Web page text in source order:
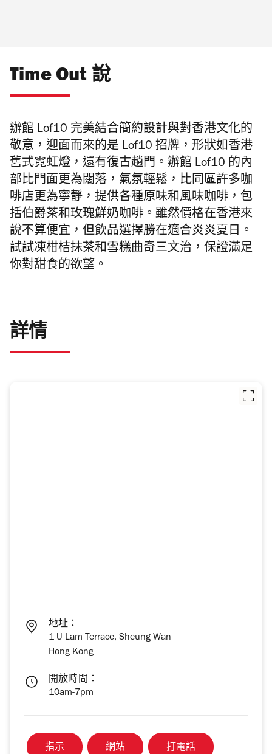
Time Out 說
辦館 Lof10 完美結合簡約設計與對香港文化的
敬意，迎面而來的是 Lof10 招牌，形狀如香港
舊式霓虹燈，還有復古趟門。辦館 Lof10 的內
部比門面更為闊落，氣氛輕鬆，比同區許多咖
啡店更為寧靜，提供各種原味和風味咖啡，包
括伯爵茶和玫瑰鮮奶咖啡。雖然價格在香港來
說不算便宜，但飲品選擇勝在適合炎炎夏日。
試試凍柑桔抹茶和雪糕曲奇三文治，保證滿足
你對甜食的欲望。
詳情
地址：
1 U Lam Terrace, Sheung Wan
Hong Kong
開放時間：
10am-7pm
指示 網站 打電話